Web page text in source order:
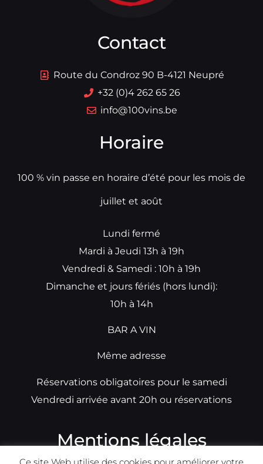
Contact
Route du Condroz 90 B-4121 Neupré
+32 (0)4 262 65 26
info@100vins.be
Horaire
100 % vin passe en horaire d’été pour les mois de
juillet et août
Lundi fermé
Mardi à Jeudi 13h à 19h
Vendredi & Samedi : 10h à 19h
Dimanche et jours fériés (hors lundi):
10h à 14h
BAR A VIN
Même adresse
Réservations obligatoires pour le samedi
Vendredi arrivée avant 20h ou réservations
Mentions légales
Ce site Web utilise des cookies pour améliorer votre